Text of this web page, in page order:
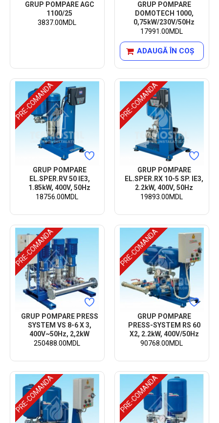
GRUP POMPARE AGC
1100/25
3837.00MDL
GRUP POMPARE
DOMOTECH 1000,
0,75kW/230V/50Hz
17991.00MDL
ADAUGĂ ÎN COŞ
PRE-COMANDA
GRUP POMPARE
EL.SPER.RV 50 IE3,
1.85kW, 400V, 50Hz
18756.00MDL
PRE-COMANDA
GRUP POMPARE
EL.SPER.RX 10-5 SP. IE3,
2.2kW, 400V, 50Hz
19893.00MDL
PRE-COMANDA
GRUP POMPARE PRESS
SYSTEM VS 8-6 X 3,
400V~50Hz, 2,2kW
250488.00MDL
PRE-COMANDA
GRUP POMPARE
PRESS-SYSTEM RS 60
X2, 2.2kW, 400V/50Hz
90768.00MDL
PRE-COMANDA PRE-COMANDA